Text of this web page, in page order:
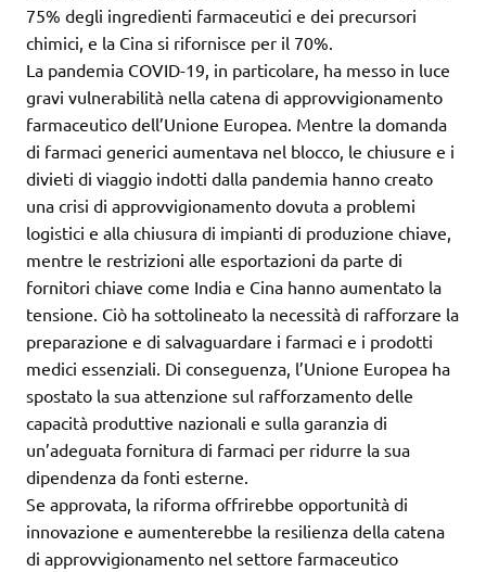
75% degli ingredienti farmaceutici e dei precursori
chimici, e la Cina si rifornisce per il 70%.
La pandemia COVID-19, in particolare, ha messo in luce
gravi vulnerabilità nella catena di approvvigionamento
farmaceutico dell’Unione Europea. Mentre la domanda
di farmaci generici aumentava nel blocco, le chiusure e i
divieti di viaggio indotti dalla pandemia hanno creato
una crisi di approvvigionamento dovuta a problemi
logistici e alla chiusura di impianti di produzione chiave,
mentre le restrizioni alle esportazioni da parte di
fornitori chiave come India e Cina hanno aumentato la
tensione. Ciò ha sottolineato la necessità di rafforzare la
preparazione e di salvaguardare i farmaci e i prodotti
medici essenziali. Di conseguenza, l’Unione Europea ha
spostato la sua attenzione sul rafforzamento delle
capacità produttive nazionali e sulla garanzia di
un’adeguata fornitura di farmaci per ridurre la sua
dipendenza da fonti esterne.
Se approvata, la riforma offrirebbe opportunità di
innovazione e aumenterebbe la resilienza della catena
di approvvigionamento nel settore farmaceutico